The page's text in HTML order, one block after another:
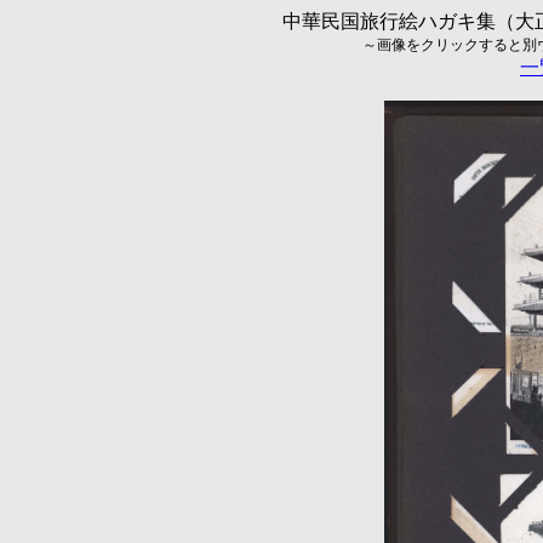
中華民国旅行絵ハガキ集（
～画像をクリックすると
一